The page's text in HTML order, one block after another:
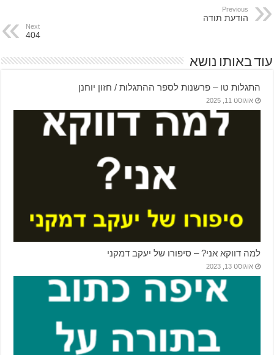
Previous
הודעת תודה
Next
404
עוד באותו נושא
התגלות טו – פרשנות לספר ההתגלות / חזון יוחנן
אוגוסט 11, 2025
למה דווקא אני? – סיפורו של יעקב דמקני
אוגוסט 13, 2023